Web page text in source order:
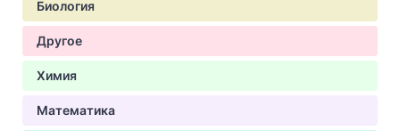
Биология
Другое
Химия
Математика